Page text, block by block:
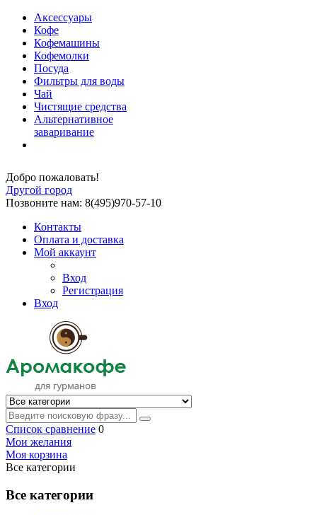
Аксессуары
Кофе
Кофемашины
Кофемолки
Посуда
Фильтры для воды
Чай
Чистящие средства
Альтернативное
заваривание
Добро пожаловать!
Другой город
Позвоните нам: 8(495)970-57-10
Контакты
Оплата и доставка
Мой аккаунт
Вход
Регистрация
Вход
Список сравнение 0
Мои желания
Моя корзина
Все категории
Все категории